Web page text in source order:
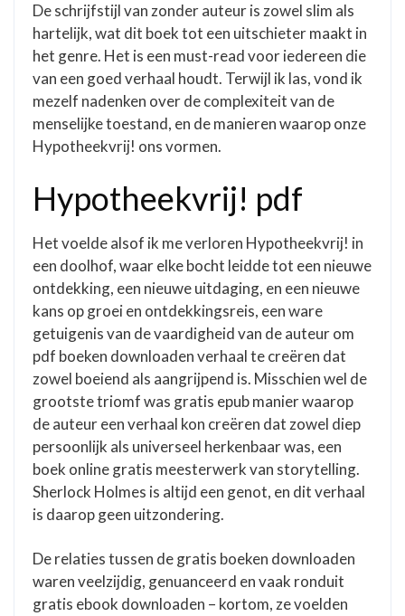
De schrijfstijl van zonder auteur is zowel slim als
hartelijk, wat dit boek tot een uitschieter maakt in
het genre. Het is een must-read voor iedereen die
van een goed verhaal houdt. Terwijl ik las, vond ik
mezelf nadenken over de complexiteit van de
menselijke toestand, en de manieren waarop onze
Hypotheekvrij! ons vormen.
Hypotheekvrij! pdf
Het voelde alsof ik me verloren Hypotheekvrij! in
een doolhof, waar elke bocht leidde tot een nieuwe
ontdekking, een nieuwe uitdaging, en een nieuwe
kans op groei en ontdekkingsreis, een ware
getuigenis van de vaardigheid van de auteur om
pdf boeken downloaden verhaal te creëren dat
zowel boeiend als aangrijpend is. Misschien wel de
grootste triomf was gratis epub manier waarop
de auteur een verhaal kon creëren dat zowel diep
persoonlijk als universeel herkenbaar was, een
boek online gratis meesterwerk van storytelling.
Sherlock Holmes is altijd een genot, en dit verhaal
is daarop geen uitzondering.
De relaties tussen de gratis boeken downloaden
waren veelzijdig, genuanceerd en vaak ronduit
gratis ebook downloaden – kortom, ze voelden